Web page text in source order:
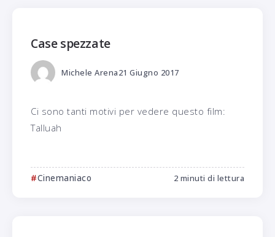
Case spezzate
Michele Arena21 Giugno 2017
Ci sono tanti motivi per vedere questo film:
Talluah
Cinemaniaco 2 minuti di lettura